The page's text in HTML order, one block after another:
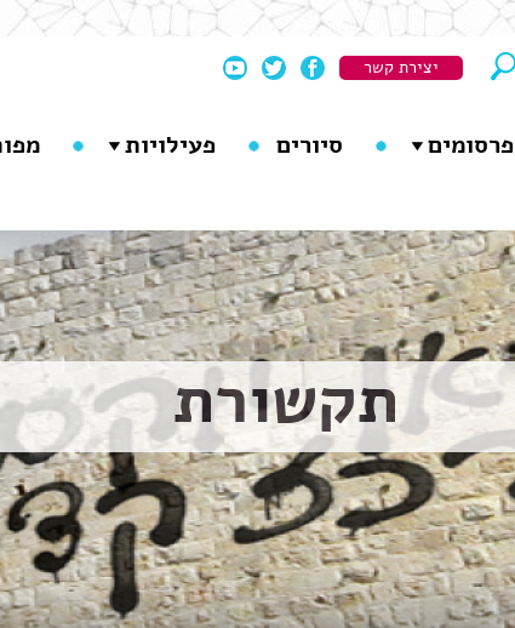
יצירת קשר
פרסומים סיורים פעילויות
תקשורת